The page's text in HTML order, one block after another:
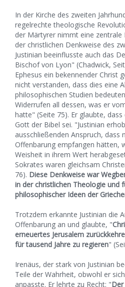
In der Kirche des zweiten
regelrechte theologische
der Märtyrer nimmt eine zentrale
der christlichen Denkweise des
Justinian beeinflusste auch das
Bischof von Lyon" (Chadwick,
Ephesus ein bekennender Christ
nicht verstanden, dass dies eine
philosophischen Studien
Widerrufen all dessen, was er
hatte" (Seite 75). Er glaubte,
Gott der Bibel sei. "Justinian
ausschließenden Anspruch, dass
Offenbarung empfangen hätten,
Weisheit in ihrem Wert
Sokrates waren gleichsam
76). Diese Denkweise war
in der christlichen Theologie und
philosophischer Ideen der
Trotzdem erkannte Justinian die
Offenbarung an und glaubte, "
erneuertes Jerusalem
für tausend Jahre zu regieren"
Irenäus, der stark von Justinian
Teile der Wahrheit, obwohl er
anpasste. Er lehrte zu Recht: "